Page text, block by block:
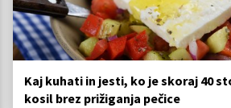
Kaj kuhati in jesti, ko je skoraj 40
kosil brez prižiganja pečice